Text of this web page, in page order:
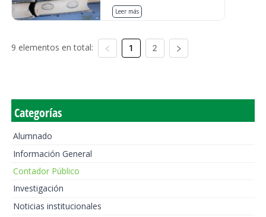
Leer más
9 elementos en total: 1 2
Categorías
Alumnado
Información General
Contador Público
Investigación
Noticias institucionales